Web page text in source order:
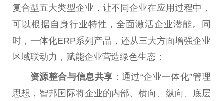
复合型五大类型企业，让不同企业在应用过程中，
可以根据自身行业特性 ，全面激活企业潜能。同
时，一体化ERP系列产品，还从三大方面增强企业
区域联动力，赋能企业营造绿色生态：
资源整合与信息共享 ：通过“企业一体化”管理
思想，智邦国际将企业的内部、横向、纵向、底层